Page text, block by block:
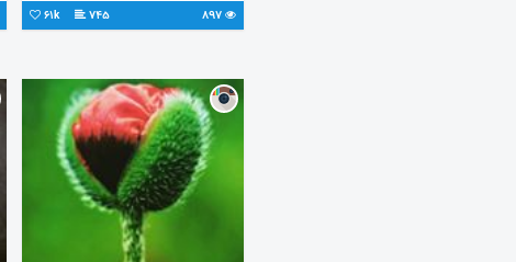
897
745
61k